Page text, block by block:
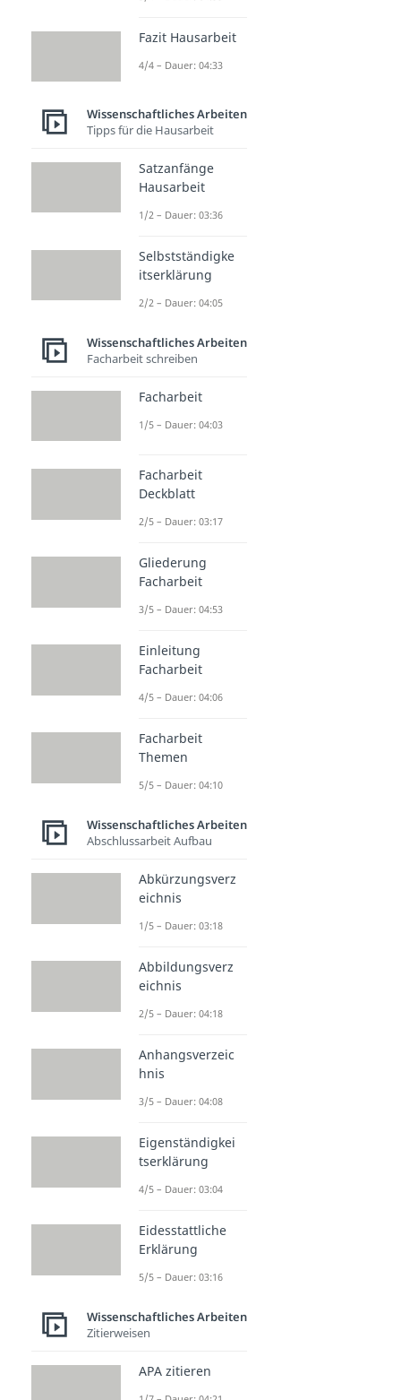
Fazit Hausarbeit
4/4 – Dauer: 04:33
Wissenschaftliches Arbeiten
Tipps für die Hausarbeit
Satzanfänge
Hausarbeit
1/2 – Dauer: 03:36
Selbstständigke
itserklärung
2/2 – Dauer: 04:05
Wissenschaftliches Arbeiten
Facharbeit schreiben
Facharbeit
1/5 – Dauer: 04:03
Facharbeit
Deckblatt
2/5 – Dauer: 03:17
Gliederung
Facharbeit
3/5 – Dauer: 04:53
Einleitung
Facharbeit
4/5 – Dauer: 04:06
Facharbeit
Themen
5/5 – Dauer: 04:10
Wissenschaftliches Arbeiten
Abschlussarbeit Aufbau
Abkürzungsverz
eichnis
1/5 – Dauer: 03:18
Abbildungsverz
eichnis
2/5 – Dauer: 04:18
Anhangsverzeic
hnis
3/5 – Dauer: 04:08
Eigenständigkei
tserklärung
4/5 – Dauer: 03:04
Eidesstattliche
Erklärung
5/5 – Dauer: 03:16
Wissenschaftliches Arbeiten
Zitierweisen
APA zitieren